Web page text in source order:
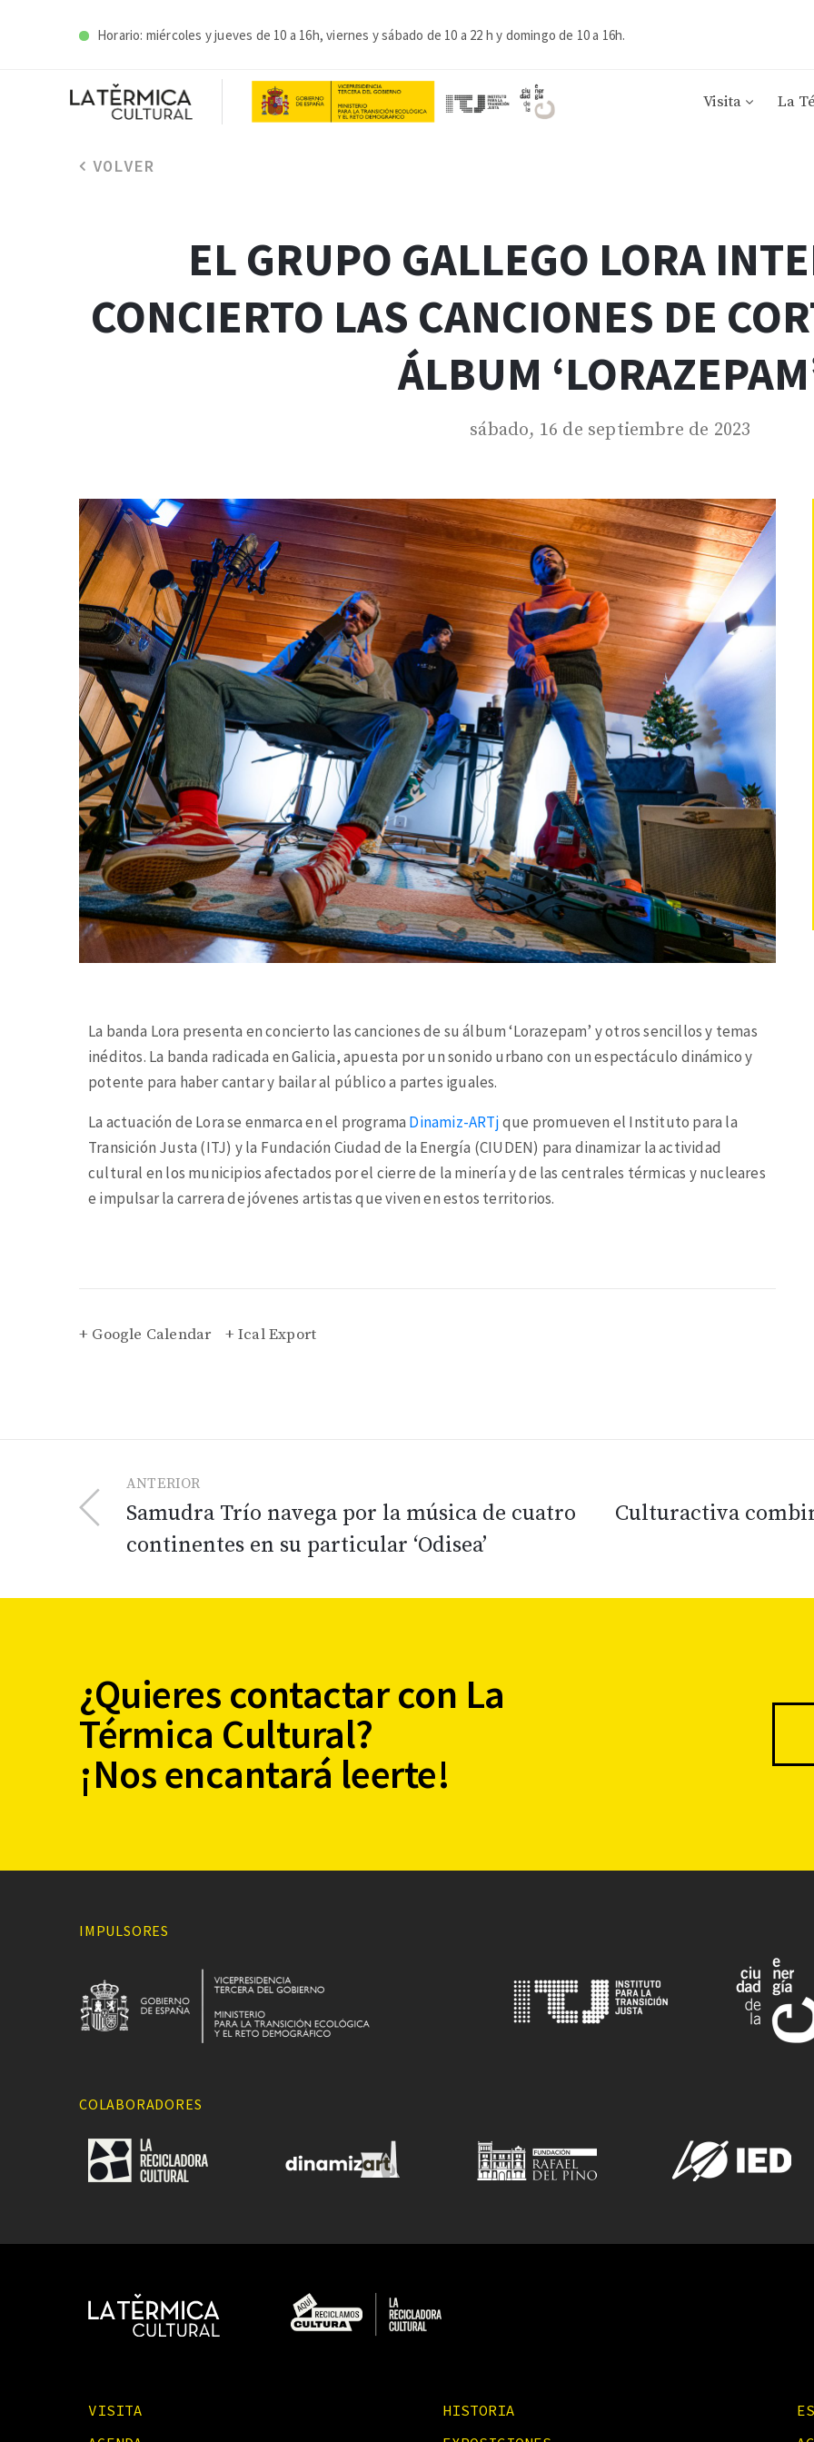
Horario: miércoles y jueves de 10 a 16h, viernes y sábado de 10 a 22 h y domingo de 10 a 16h.
Visita La
VOLVER
EL GRUPO GALLEGO LORA
CONCIERTO LAS CANCIONES DE
ÁLBUM
sábado, 16 de septiembre de 2023
La banda Lora presenta en concierto las canciones de su álbum ‘Lorazepam’ y otros sencillos y temas
inéditos. La banda radicada en Galicia, apuesta por un sonido urbano con un espectáculo dinámico y
potente para haber cantar y bailar al público a partes iguales.
La actuación de Lora se enmarca en el programa Dinamiz-ARTjque promueven el Instituto para la
Transición Justa (ITJ) y la Fundación Ciudad de la Energía (CIUDEN) para dinamizar la actividad
cultural en los municipios afectados por el cierre de la minería y de las centrales térmicas y nucleares
e impulsar la carrera de jóvenes artistas que viven en estos territorios.
+ Google Calendar + Ical Export
ANTERIOR
Samudra Trío navega por la música de cuatro
continentes en su particular ‘Odisea’
Culturactiva
¿Quieres contactar con La
Térmica Cultural?
¡Nos encantará leerte!
IMPULSORES
COLABORADORES
VISITA HISTORIA